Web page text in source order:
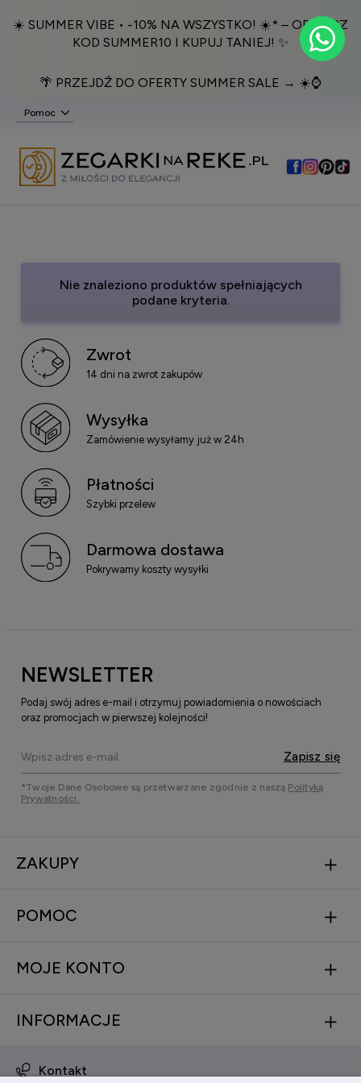
☀️ SUMMER VIBE • -10% NA WSZYSTKO! ☀️* – ODBIERZ
KOD SUMMER10 I KUPUJ TANIEJ! ✨
🌴 PRZEJDŹ DO OFERTY SUMMER SALE → ☀️⌚️
Pomoc
Nie znaleziono produktów spełniających
podane kryteria.
Zwrot
14 dni na zwrot zakupów
Wysyłka
Zamówienie wysyłamy już w 24h
Płatności
Szybki przelew
Darmowa dostawa
Pokrywamy koszty wysyłki
NEWSLETTER
Podaj swój adres e-mail i otrzymuj powiadomienia o nowościach
oraz promocjach w pierwszej kolejności!
Zapisz się
*Twoje Dane Osobowe są przetwarzane zgodnie z naszą Polityką
Prywatności.
ZAKUPY
POMOC
MOJE KONTO
INFORMACJE
Kontakt